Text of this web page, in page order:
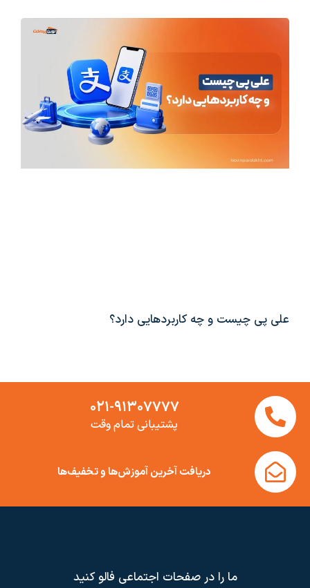
علی پی چیست و چه کاربردهایی دارد؟
۰۲۱-۹۱۳۰۷۷۷۷
پشتیبانی تمام وقت
دریافت آخرین آموزش‌ها و تخفیف‌ها
ما را در صفحات اجتماعی فالو کنید